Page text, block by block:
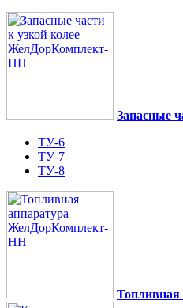
Запасные
ТУ-6
ТУ-7
ТУ-8
Топливная